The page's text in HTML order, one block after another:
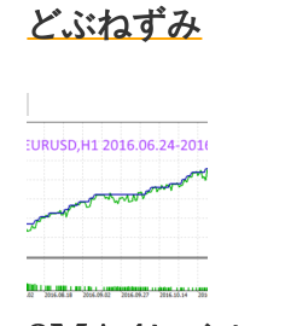
どぶねずみ